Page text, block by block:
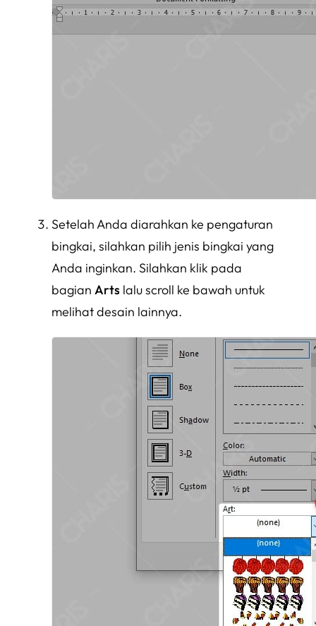
Setelah Anda diarahkan ke pengaturan
bingkai, silahkan pilih jenis bingkai yang
Anda inginkan. Silahkan klik pada
bagian Arts lalu scroll ke bawah untuk
melihat desain lainnya.